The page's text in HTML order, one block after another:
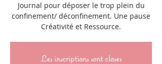
Journal pour déposer le trop plein du
confinement/ déconfinement. Une pause
Créativité et Ressource.
Les inscriptions sont closes